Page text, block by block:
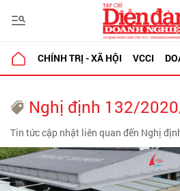
CHÍNH TRỊ - XÃ HỘI VCCI
Nghị định 132/
Tin tức cập nhật liên quan đến Nghị